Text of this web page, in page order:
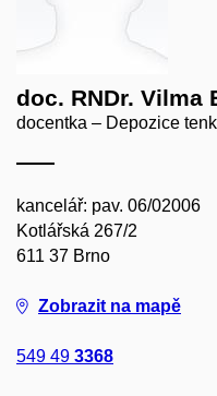
doc. RNDr. Vilma
docentka – Depozice
kancelář: pav. 06/02006
Kotlářská 267/2
611 37 Brno
Zobrazit na mapě
549 49 3368